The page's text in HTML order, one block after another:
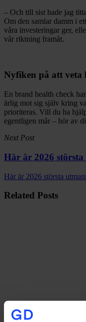
– Och till sist hade jag
Om den samlar damm i
våra investeringar ger,
vår riktning framåt.
Nyfiken på att
En brand health check
ärlig mot sig själv kring
prioriteras. Vill du ha
egentligen mår – hör av
Next Post
Här är 2026
Här är 2026 största
Related Posts